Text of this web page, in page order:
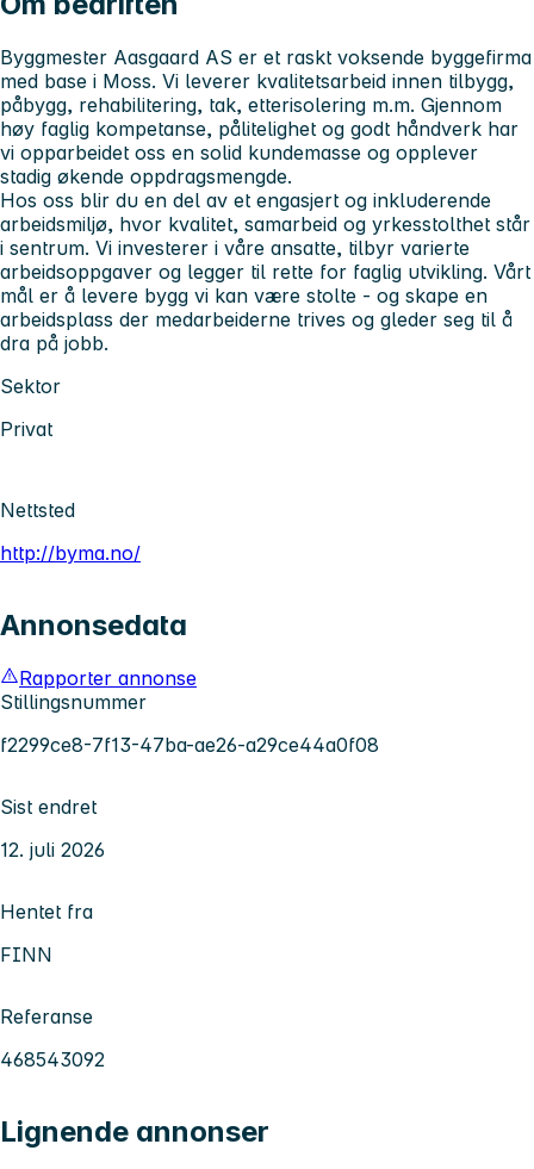
Byggmester Aasgaard AS er et raskt voksende byggefirma
med base i Moss. Vi leverer kvalitetsarbeid innen tilbygg,
påbygg, rehabilitering, tak, etterisolering m.m. Gjennom
høy faglig kompetanse, pålitelighet og godt håndverk har
vi opparbeidet oss en solid kundemasse og opplever
stadig økende oppdragsmengde.
Hos oss blir du en del av et engasjert og inkluderende
arbeidsmiljø, hvor kvalitet, samarbeid og yrkesstolthet står
i sentrum. Vi investerer i våre ansatte, tilbyr varierte
arbeidsoppgaver og legger til rette for faglig utvikling. Vårt
mål er å levere bygg vi kan være stolte - og skape en
arbeidsplass der medarbeiderne trives og gleder seg til å
dra på jobb.
Sektor
Privat
Nettsted
http://byma.no/
Annonsedata
Rapporter annonse
Stillingsnummer
f2299ce8-7f13-47ba-ae26-a29ce44a0f08
Sist endret
12. juli 2026
Hentet fra
FINN
Referanse
468543092
Lignende annonser